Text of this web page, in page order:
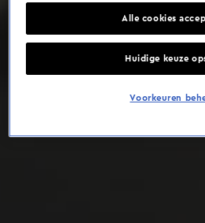
Alle cookies
Huidige keuze
Voorkeuren